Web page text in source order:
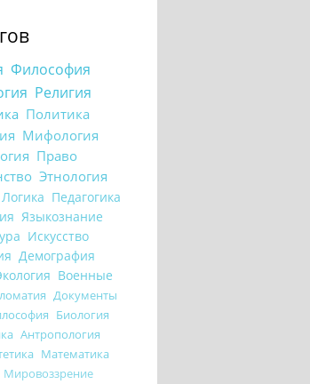
Философия
Религия
Политика
Мифология
Право
Этнология
Логика Педагогика
Языкознание
Искусство
Демография
Военные
Документы
Биология
Антропология
Математика
Мировоззрение